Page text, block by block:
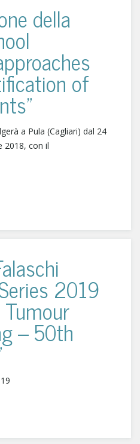
della
of
a Pula (Cagliari) dal 24
2018, con il
2019
Tumour
– 50th